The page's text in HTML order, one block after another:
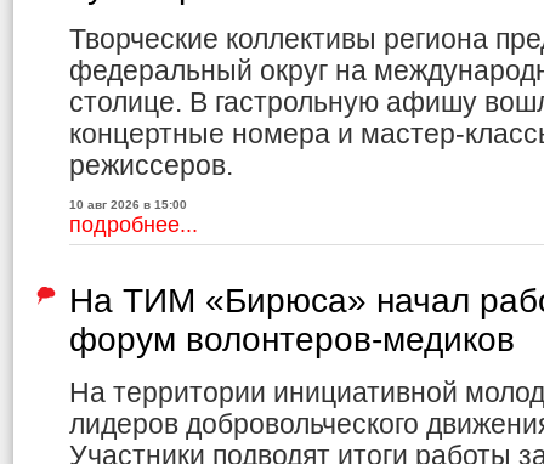
Творческие коллективы региона
федеральный округ на
столице. В гастрольную афишу
концертные номера и мастер-
режиссеров.
10 авг 2026 в 15:00
подробнее...
На ТИМ «Бирюса» начал
форум волонтеров-медиков
На территории инициативной
лидеров добровольческого
Участники подводят итоги работы